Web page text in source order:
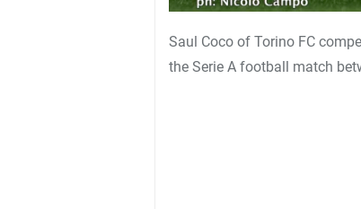
Saul Coco of Torino FC
the Serie A football match